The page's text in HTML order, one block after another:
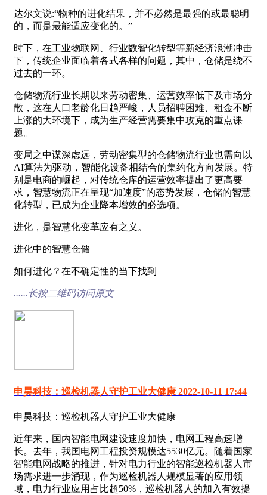
达尔文说:“物种的进化结果，并不必然是最强的或最聪明
的，而是最能适应变化的。”
时下，在工业物联网、行业数智化转型等新经济浪潮冲击
下，传统企业面临着各式各样的问题，其中，仓储是绕不
过去的一环。
仓储物流行业长期以来劳动密集、运营效率低下及市场分
散，这在人口老龄化日趋严峻，人员招聘困难、租金不断
上涨的大环境下，成为生产经营需要集中攻克的重点课
题。
变局之中谋深虑远，劳动密集型的仓储物流行业也需向以
AI算法为驱动，智能化设备相结合的集约化方向发展。特
别是电商的崛起，对传统仓库的运营效率提出了更高要
求，智慧物流正在呈现“加速度”的态势发展，仓储的智慧
化转型，已成为企业降本增效的必选项。
进化，是智慧化变革应有之义。
进化中的智慧仓储
如何进化？在不确定性的当下找到
......长按二维码访问原文
申昊科技：巡检机器人守护工业大健康 2022-10-11 17:44
申昊科技：巡检机器人守护工业大健康
近年来，国内智能电网建设速度加快，电网工程高速增
长。去年，我国电网工程投资规模达5530亿元。随着国家
智能电网战略的推进，针对电力行业的智能巡检机器人市
场需求进一步涌现，作为巡检机器人规模显著的应用领
域，电力行业应用占比超50%，巡检机器人的加入有效提